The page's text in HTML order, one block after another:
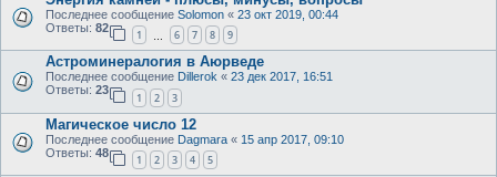
Последнее сообщение Solomon « 23 окт 2019, 00:44
Ответы: 82
1 6 7 8 9
Астроминералогия в Аюрведе
Последнее сообщение Dillerok « 23 дек 2017, 16:51
Ответы: 23
1 2 3
Магическое число 12
Последнее сообщение Dagmara « 15 апр 2017, 09:10
Ответы: 48
1 2 3 4 5